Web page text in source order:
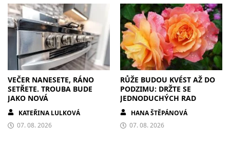
VEČER NANESETE, RÁNO
SETŘETE. TROUBA BUDE
JAKO NOVÁ
KATEŘINA LULKOVÁ
07. 08. 2026
RŮŽE BUDOU KVÉST AŽ DO
PODZIMU: DRŽTE SE
JEDNODUCHÝCH RAD
HANA ŠTĚPÁNOVÁ
07. 08. 2026